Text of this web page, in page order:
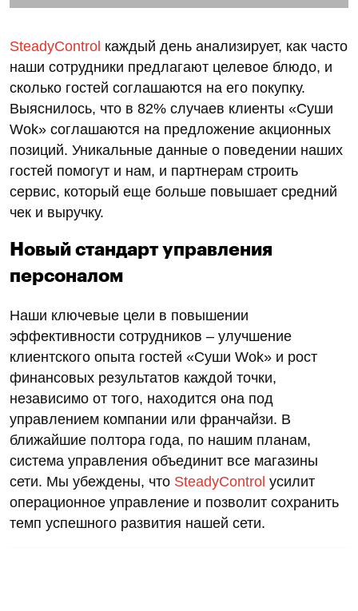
SteadyControl каждый день анализирует, как часто
наши сотрудники предлагают целевое блюдо, и
сколько гостей соглашаются на его покупку.
Выяснилось, что в 82% случаев клиенты «Суши
Wok» соглашаются на предложение акционных
позиций. Уникальные данные о поведении наших
гостей помогут и нам, и партнерам строить
сервис, который еще больше повышает средний
чек и выручку.
Новый стандарт управления
персоналом
Наши ключевые цели в повышении
эффективности сотрудников – улучшение
клиентского опыта гостей «Суши Wok» и рост
финансовых результатов каждой точки,
независимо от того, находится она под
управлением компании или франчайзи. В
ближайшие полтора года, по нашим планам,
система управления объединит все магазины
сети. Мы убеждены, что SteadyControl усилит
операционное управление и позволит сохранить
темп успешного развития нашей сети.